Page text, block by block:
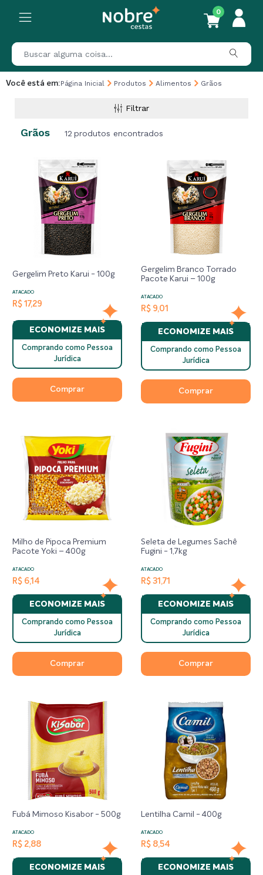
0
Você está em:Página Inicial Produtos Alimentos Grãos
Filtrar
Grãos 12 produtos encontrados
Gergelim Preto Karui - 100g
ATACADO
R$ 17,29
ECONOMIZE MAIS
Comprando como Pessoa
Jurídica
Comprar
Gergelim Branco Torrado
Pacote Karui – 100g
ATACADO
R$ 9,01
ECONOMIZE MAIS
Comprando como Pessoa
Jurídica
Comprar
Milho de Pipoca Premium
Pacote Yoki – 400g
ATACADO
R$ 6,14
ECONOMIZE MAIS
Comprando como Pessoa
Jurídica
Comprar
Seleta de Legumes Sachê
Fugini - 1,7kg
ATACADO
R$ 31,71
ECONOMIZE MAIS
Comprando como Pessoa
Jurídica
Comprar
Fubá Mimoso Kisabor - 500g
ATACADO
R$ 2,88
ECONOMIZE MAIS
Lentilha Camil - 400g
ATACADO
R$ 8,54
ECONOMIZE MAIS